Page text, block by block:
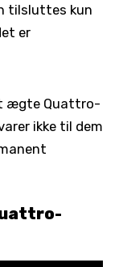
tilsluttes kun
er
ægte Quattro-
ikke til dem